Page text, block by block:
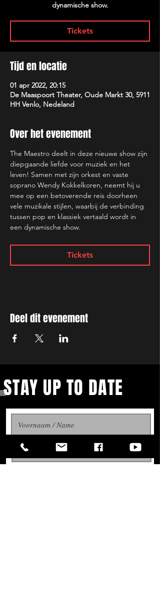
dynamische show.
Tickets
Tijd en locatie
01 apr 2022, 20:15
De Maaspoort Theater, Oude Markt 30, 5911
HH Venlo, Nedeland
Over het evenement
The Maestro deelt in deze nieuwe show zijn
diepgaande liefde voor muziek en het
leven! Samen met zijn orkest en vaste
soprano Wendy Kokkelkoren, neemt hij u
mee op een betoverende reis doorheen
vele muzikale stijlen, waarbij de verbinding
tussen pop en klassiek vertaald wordt in
een dynamische show.
Tickets
Deel dit evenement
STAY UP TO DATE